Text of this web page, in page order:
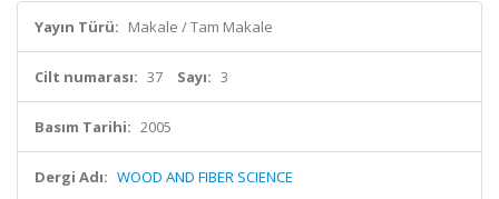
Yayın Türü: Makale / Tam Makale
Cilt numarası: 37 Sayı: 3
Basım Tarihi: 2005
Dergi Adı: WOOD AND FIBER SCIENCE